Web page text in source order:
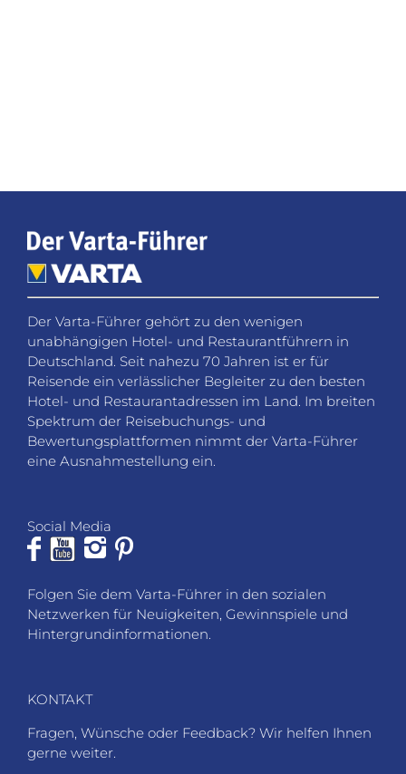
Der Varta-Führer gehört zu den wenigen
unabhängigen Hotel- und Restaurantführern in
Deutschland. Seit nahezu 70 Jahren ist er für
Reisende ein verlässlicher Begleiter zu den besten
Hotel- und Restaurantadressen im Land. Im breiten
Spektrum der Reisebuchungs- und
Bewertungsplattformen nimmt der Varta-Führer
eine Ausnahmestellung ein.
Social Media
Folgen Sie dem Varta-Führer in den sozialen
Netzwerken für Neuigkeiten, Gewinnspiele und
Hintergrundinformationen.
KONTAKT
Fragen, Wünsche oder Feedback? Wir helfen Ihnen
gerne weiter.